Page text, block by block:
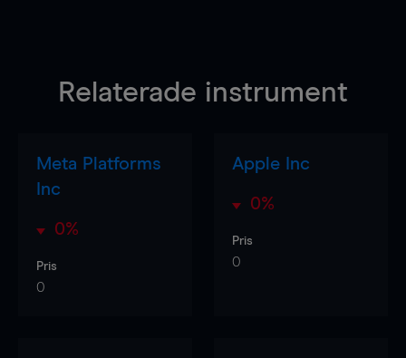
Relaterade instrument
Meta Platforms
Inc
0%
Pris
0
Apple Inc
0%
Pris
0